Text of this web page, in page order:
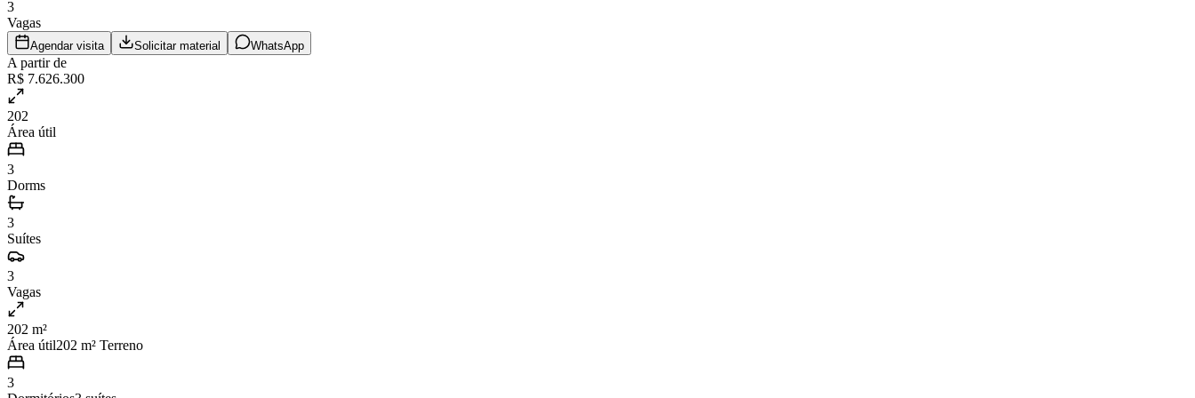
3
Vagas
Agendar visita Solicitar material WhatsApp
A partir de
R$ 7.626.300
202
Área útil
3
Dorms
3
Suítes
3
Vagas
202 m²
Área útil202 m² Terreno
3